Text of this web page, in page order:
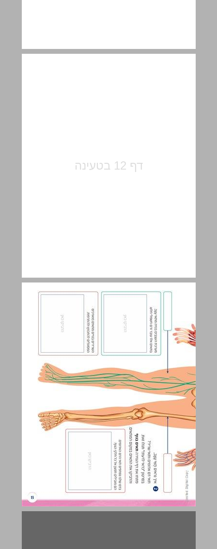
2 למה עור האצבעות מתקמט במים? ... 14